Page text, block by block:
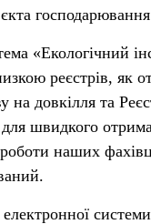
«Екологічний
реєстрів, як
на довкілля та
для швидкого
наших